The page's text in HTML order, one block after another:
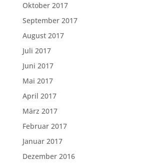
Oktober 2017
September 2017
August 2017
Juli 2017
Juni 2017
Mai 2017
April 2017
März 2017
Februar 2017
Januar 2017
Dezember 2016